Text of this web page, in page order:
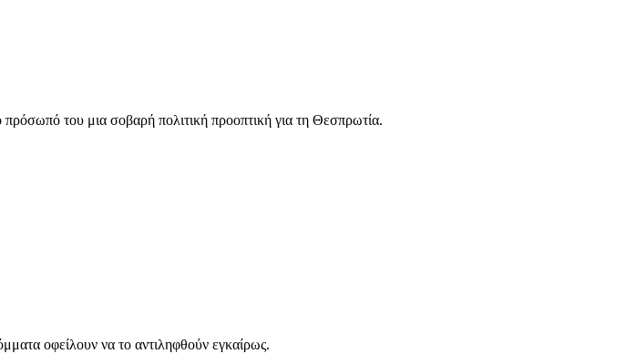
πρόσωπό του μια σοβαρή πολιτική προοπτική για τη Θεσπρωτία.
οφείλουν να το αντιληφθούν εγκαίρως.